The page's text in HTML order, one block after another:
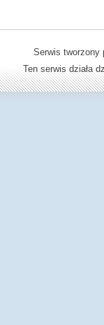
Serwis
Ten serwis działa